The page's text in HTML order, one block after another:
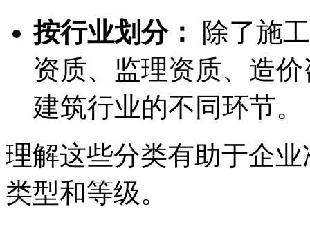
按行业划分：
除了施
资质、监理资质、造
建筑行业的不同环节。
理解这些分类有助于企
类型和等级。